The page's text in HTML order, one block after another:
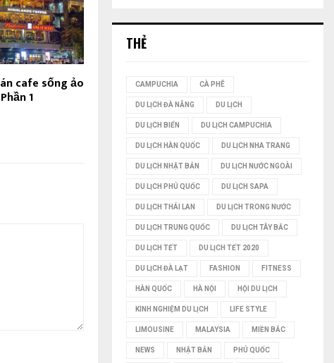
cafe sống ảo
1
:
THẺ
CAMPUCHIA CÀ PHÊ
DU LỊCH ĐÀ NẴNG DU LỊCH
DU LỊCH BIỂN DU LỊCH CAMPUCHIA
DU LỊCH HÀN QUỐC DU LỊCH NHA TRANG
DU LỊCH NHẬT BẢN DU LỊCH NƯỚC NGOÀI
DU LỊCH PHÚ QUỐC DU LỊCH SAPA
DU LỊCH THÁI LAN DU LỊCH TRONG NƯỚC
DU LỊCH TRUNG QUỐC DU LỊCH TÂY BẮC
DU LỊCH TẾT DU LỊCH TẾT 2020
DU LỊCH ĐÀ LẠT FASHION FITNESS
HÀN QUỐC HÀ NỘI HỘI DU LỊCH
KINH NGHIỆM DU LỊCH LIFE STYLE
LIMOUSINE MALAYSIA MIỀN BẮC
NEWS NHẬT BẢN PHÚ QUỐC